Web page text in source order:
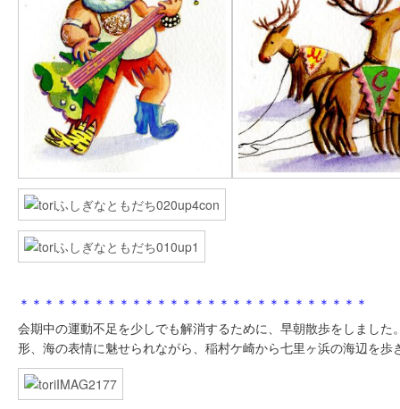
＊＊＊＊＊＊＊＊＊＊＊＊＊＊＊＊＊＊＊＊＊＊＊＊＊＊＊＊
会期中の運動不足を少しでも解消するために、早朝散歩をしました
形、海の表情に魅せられながら、稲村ケ崎から七里ヶ浜の海辺を歩